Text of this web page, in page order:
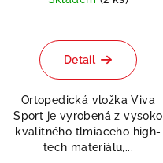
hodnotenie
produktu
z
5
hviezdičiek.
Detail
Ortopedická vložka Viva
Sport je vyrobená z vysoko
kvalitného tlmiaceho high-
tech materiálu,...